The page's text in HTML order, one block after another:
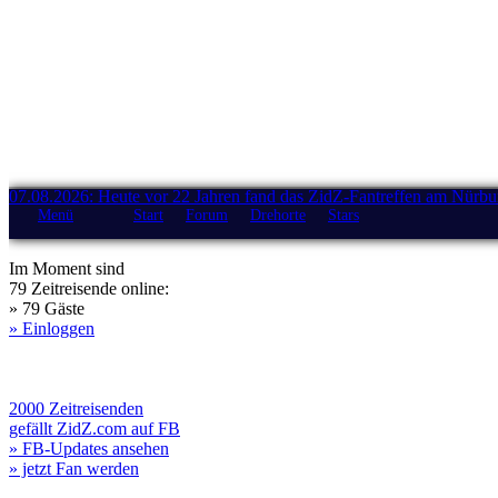
07.08.2026: Heute vor 22 Jahren fand das ZidZ-Fantreffen am
Menü Start Forum Drehorte Stars
Im Moment sind
79 Zeitreisende online:
» 79 Gäste
» Einloggen
2000 Zeitreisenden
gefällt ZidZ.com auf FB
» FB-Updates ansehen
» jetzt Fan werden